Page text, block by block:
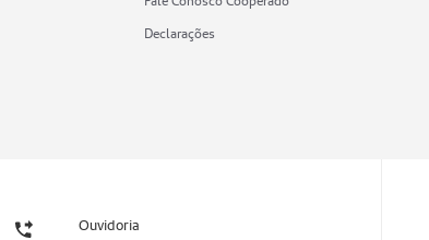
Declarações
Ouvidoria